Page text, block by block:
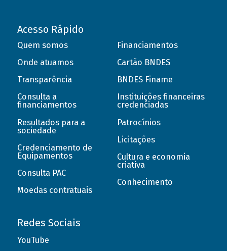
Acesso Rápido
Quem somos
Onde atuamos
Transparência
Consulta a
financiamentos
Resultados para a
sociedade
Credenciamento de
Equipamentos
Consulta PAC
Moedas contratuais
Financiamentos
Cartão BNDES
BNDES Finame
Instituições financeiras
credenciadas
Patrocínios
Licitações
Cultura e economia
criativa
Conhecimento
Redes Sociais
YouTube